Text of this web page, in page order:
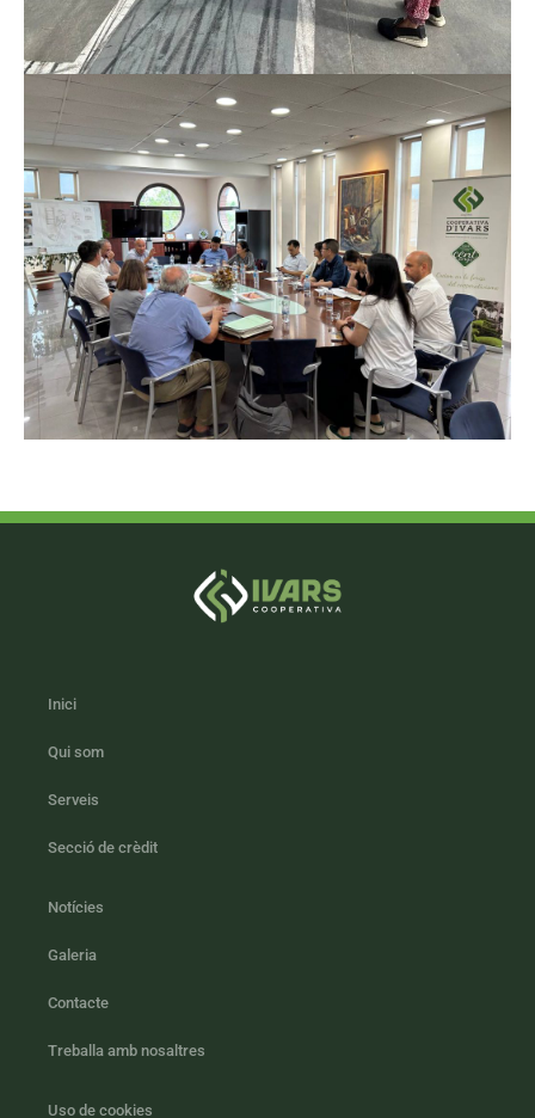
Inici
Qui som
Serveis
Secció de crèdit
Notícies
Galeria
Contacte
Treballa amb nosaltres
Uso de cookies